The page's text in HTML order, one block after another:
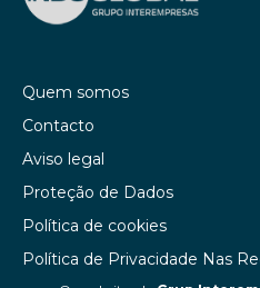
Quem somos
Contacto
Aviso legal
Proteção de Dados
Política de cookies
Política de Privacidade Nas